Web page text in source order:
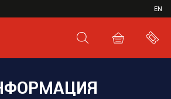
EN